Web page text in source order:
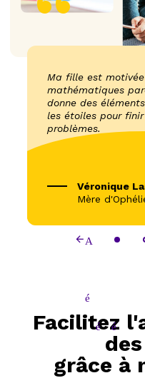
Ma fille est
mathématiques
donne des
les étoiles pour
problèmes.
Véronique
Mère
Facilitez
grâce à